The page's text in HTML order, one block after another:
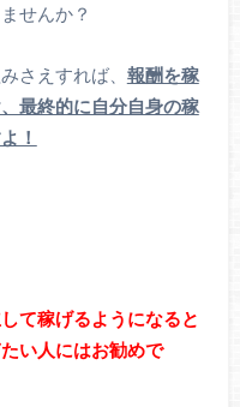
せんか？
さえすれば、 報酬を稼
最終的に自分自身の稼
！
て稼げるようになると
い人にはお勧めで